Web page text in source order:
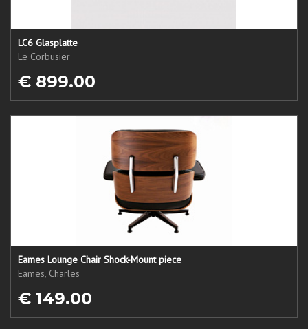
LC6 Glasplatte
Le Corbusier
€ 899.00
Eames Lounge Chair Shock-Mount piece
Eames, Charles
€ 149.00